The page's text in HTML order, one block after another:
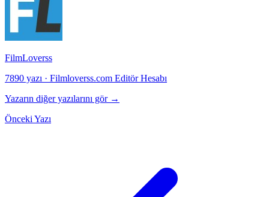
FilmLoverss
7890 yazı · Filmloverss.com Editör Hesabı
Yazarın diğer yazılarını gör →
Önceki Yazı